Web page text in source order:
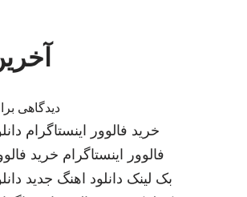
دیدگاهی
خرید فالوور اینستاگرام
فالوور اینستاگرام خرید
بک لینک دانلود اهنگ جدید